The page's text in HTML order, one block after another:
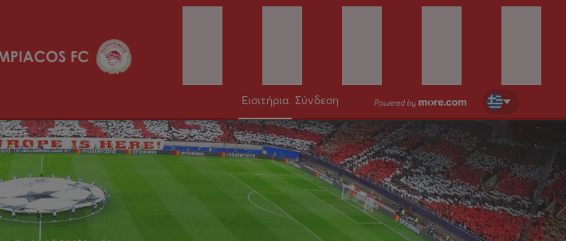
Εισιτήρια Σύνδεση